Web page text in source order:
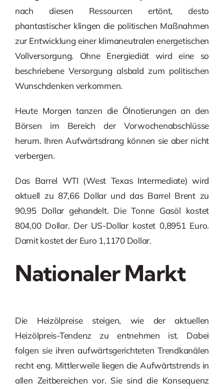
nach diesen Ressourcen ertönt, desto
phantastischer klingen die politischen Maßnahmen
zur Entwicklung einer klimaneutralen energetischen
Vollversorgung. Ohne Energiediät wird eine so
beschriebene Versorgung alsbald zum politischen
Wunschdenken verkommen.
Heute Morgen tanzen die Ölnotierungen an den
Börsen im Bereich der Vorwochenabschlüsse
herum. Ihren Aufwärtsdrang können sie aber nicht
verbergen.
Das Barrel WTI (West Texas Intermediate) wird
aktuell zu 87,66 Dollar und das Barrel Brent zu
90,95 Dollar gehandelt. Die Tonne Gasöl kostet
804,00 Dollar. Der US-Dollar kostet 0,8951 Euro.
Damit kostet der Euro 1,1170 Dollar.
Nationaler Markt
Die Heizölpreise steigen, wie der aktuellen
Heizölpreis-Tendenz zu entnehmen ist. Dabei
folgen sie ihren aufwärtsgerichteten Trendkanälen
recht eng. Mittlerweile liegen die Aufwärtstrends in
allen Zeitbereichen vor. Sie sind die Konsequenz